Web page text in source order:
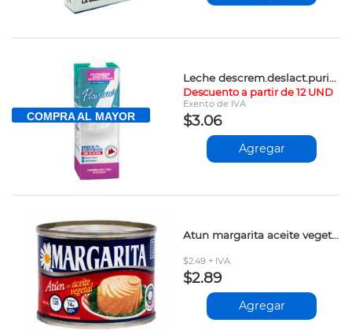
COMPRA AL MAYOR
Leche descrem.deslact.purisima uht 1lt vpv
Descuento a partir de 12 UND
Exento de IVA
$3.06
Agregar
Atun margarita aceite vegetal 140gr
$2.49 + IVA
$2.89
Agregar